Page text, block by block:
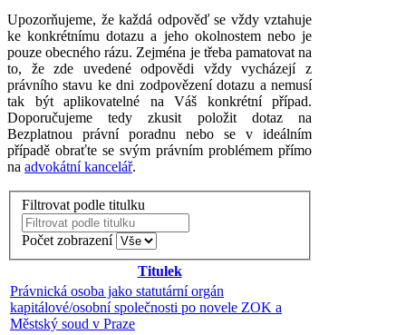
Upozorňujeme, že každá odpověď se vždy vztahuje
ke konkrétnímu dotazu a jeho okolnostem nebo je
pouze obecného rázu. Zejména je třeba pamatovat na
to, že zde uvedené odpovědi vždy vycházejí z
právního stavu ke dni zodpovězení dotazu a nemusí
tak být aplikovatelné na Váš konkrétní případ.
Doporučujeme tedy zkusit položit dotaz na
Bezplatnou právní poradnu nebo se v ideálním
případě obraťte se svým právním problémem přímo
na advokátní kancelář.
Filtrovat podle titulku
Počet zobrazení
Titulek
Právnická osoba jako statutární orgán
kapitálové/osobní společnosti po novele ZOK a
Městský soud v Praze